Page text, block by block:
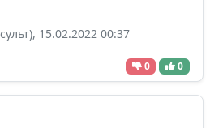
15.02.2022 00:37
0 0